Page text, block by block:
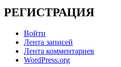
РЕГИСТРАЦИЯ
Войти
Лента записей
Лента комментариев
WordPress.org